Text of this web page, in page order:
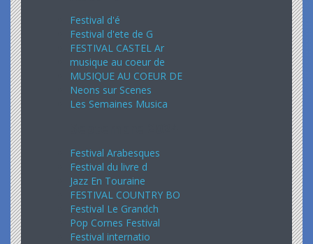
Festival d'é
Festival d'ete de G
FESTIVAL CASTEL Ar
musique au coeur de
MUSIQUE AU COEUR DE
Neons sur Scenes
Les Semaines Musica
Festival Arabesques
Festival du livre d
Jazz En Touraine
FESTIVAL COUNTRY BO
Festival Le Grandch
Pop Cornes Festival
Festival internatio